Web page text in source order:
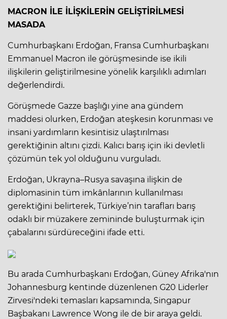
MACRON İLE İLİŞKİLERİN GELİŞTİRİLMESİ
MASADA
Cumhurbaşkanı Erdoğan, Fransa Cumhurbaşkanı
Emmanuel Macron ile görüşmesinde ise ikili
ilişkilerin geliştirilmesine yönelik karşılıklı adımları
değerlendirdi.
Görüşmede Gazze başlığı yine ana gündem
maddesi olurken, Erdoğan ateşkesin korunması ve
insani yardımların kesintisiz ulaştırılması
gerektiğinin altını çizdi. Kalıcı barış için iki devletli
çözümün tek yol olduğunu vurguladı.
Erdoğan, Ukrayna–Rusya savaşına ilişkin de
diplomasinin tüm imkânlarının kullanılması
gerektiğini belirterek, Türkiye’nin tarafları barış
odaklı bir müzakere zemininde buluşturmak için
çabalarını sürdüreceğini ifade etti.
Bu arada Cumhurbaşkanı Erdoğan, Güney Afrika'nın
Johannesburg kentinde düzenlenen G20 Liderler
Zirvesi'ndeki temasları kapsamında, Singapur
Başbakanı Lawrence Wong ile de bir araya geldi.